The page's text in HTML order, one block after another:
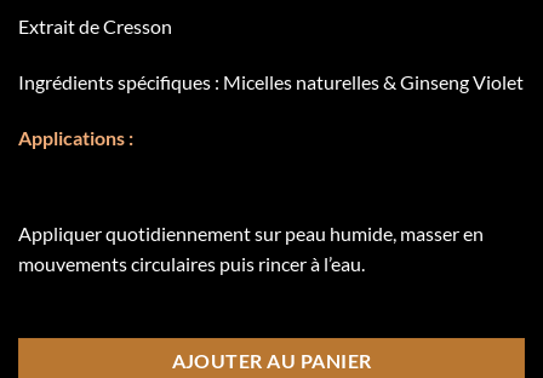
Extrait de Cresson
Ingrédients spécifiques : Micelles naturelles & Ginseng Violet
Applications :
Appliquer quotidiennement sur peau humide, masser en
mouvements circulaires puis rincer à l’eau.
AJOUTER AU PANIER